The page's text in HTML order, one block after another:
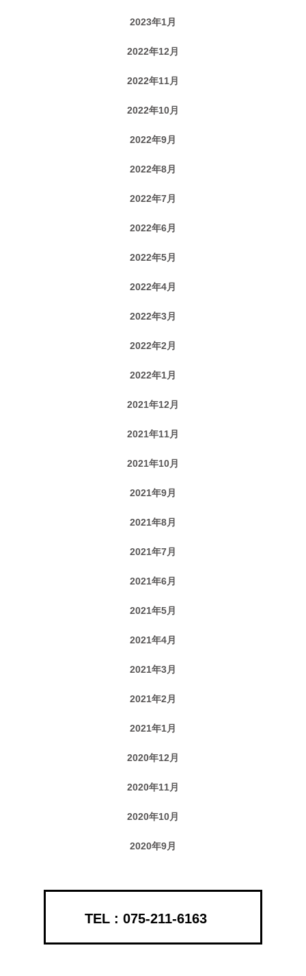
2023年1月
2022年12月
2022年11月
2022年10月
2022年9月
2022年8月
2022年7月
2022年6月
2022年5月
2022年4月
2022年3月
2022年2月
2022年1月
2021年12月
2021年11月
2021年10月
2021年9月
2021年8月
2021年7月
2021年6月
2021年5月
2021年4月
2021年3月
2021年2月
2021年1月
2020年12月
2020年11月
2020年10月
2020年9月
075-211-6163